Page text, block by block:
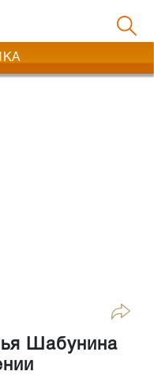
Шабунина